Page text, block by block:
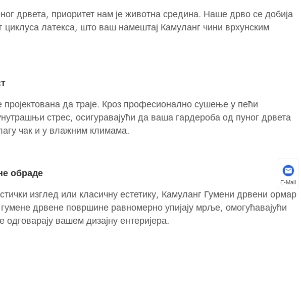
дрвета, приоритет нам је животна средина. Наше дрво се добија
циклуса латекса, што ваш намештај Камуланг чини врхунским
пројектована да траје. Кроз професионално сушење у пећи
стрес, осигуравајући да ваша гардероба од пуног дрвета
чак и у влажним климама.
обраде
изглед или класичну естетику, Камуланг Гумени дрвени ормар
дрвене површине равномерно упијају мрље, омогућавајући
одговарају вашем дизајну ентеријера.
E-Mail